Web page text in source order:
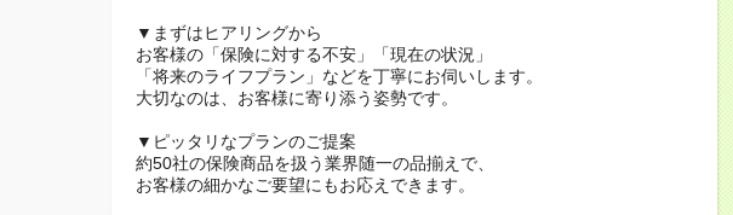
▼まずはヒアリングから
お客様の「保険に対する不安」「現在の状況」
「将来のライフプラン」などを丁寧にお伺いします。
大切なのは、お客様に寄り添う姿勢です。
▼ピッタリなプランのご提案
約50社の保険商品を扱う業界随一の品揃えで、
お客様の細かなご要望にもお応えできます。